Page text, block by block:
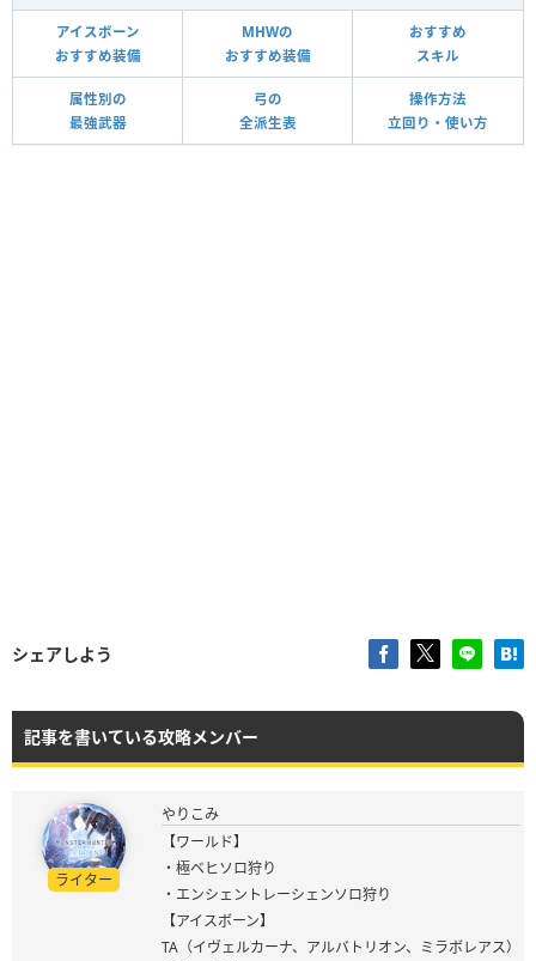
アイスボーン
おすすめ装備
MHWの
おすすめ装備
おすすめ
スキル
属性別の
最強武器
弓の
全派生表
操作方法
立回り・使い方
シェアしよう
記事を書いている攻略メンバー
ライター
やりこみ
【ワールド】
・極ベヒソロ狩り
・エンシェントレーシェンソロ狩り
【アイスボーン】
TA（イヴェルカーナ、アルバトリオン、ミラボレアス）